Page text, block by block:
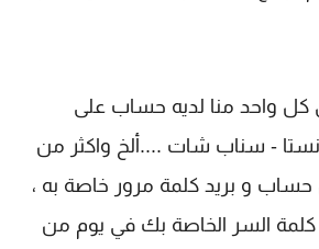
واحد منا لديه حساب على
- سناب شات ....ألخ واكثر من
حساب و بريد كلمة مرور خاصة به ،
كلمة السر الخاصة بك في يوم من